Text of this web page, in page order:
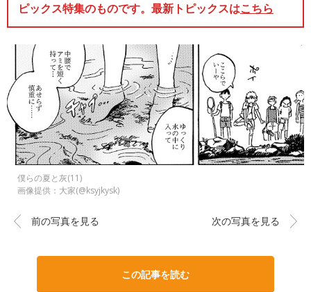
ピックス特集のものです。最新トピックスはこちら
僕らの夏と灰(11)
画像提供：大家(@ksyjkysk)
前の写真を見る 次の写真を見る
この記事を読む